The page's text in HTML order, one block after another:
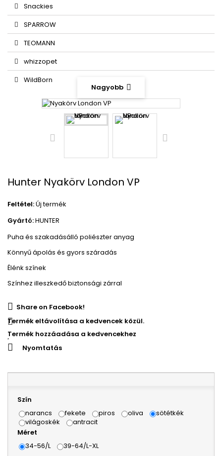
Snackies
SPARROW
TEOMANN
whizzopet
WildBorn
Nagyobb
Hunter Nyakörv London VP
Feltétel:Új termék
Gyártó:HUNTER
Puha és szakadásálló poliészter anyag
Könnyű ápolás és gyors száradás
Élénk színek
Színhez illeszkedő biztonsági zárral
Share on Facebook!
Termék eltávolítása a kedvencek közül.
Termék hozzáadása a kedvencekhez
Nyomtatás
Szín
narancs
fekete piros oliva
sötétkék
világoskék
antracit
Méret
34-56/L
39-64/L-XL